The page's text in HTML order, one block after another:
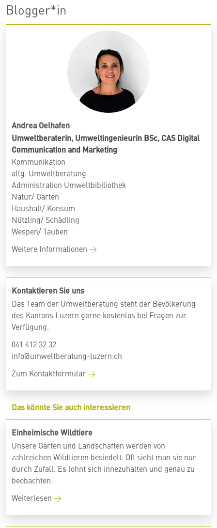
Blogger*in
Andrea Oelhafen
Umweltberaterin, Umweltingenieurin BSc, CAS Digital
Communication and Marketing
Kommunikation
allg. Umweltberatung
Administration Umweltbibiliothek
Natur/ Garten
Haushalt/ Konsum
Nützling/ Schädling
Wespen/ Tauben
Weitere Informationen
Kontaktieren Sie uns
Das Team der Umweltberatung steht der Bevölkerung
des Kantons Luzern gerne kostenlos bei Fragen zur
Verfügung.
041 412 32 32
info@umweltberatung-luzern.ch
Zum Kontaktformular
Das könnte Sie auch interessieren
Einheimische Wildtiere
Unsere Gärten und Landschaften werden von
zahlreichen Wildtieren besiedelt. Oft sieht man sie nur
durch Zufall. Es lohnt sich innezuhalten und genau zu
beobachten.
Weiterlesen